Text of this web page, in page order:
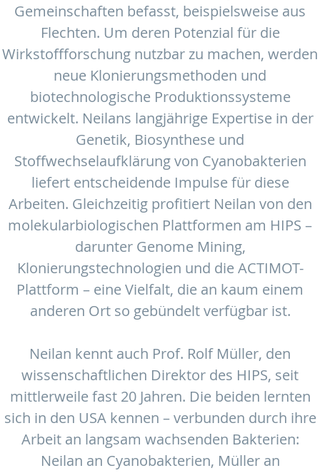
Gemeinschaften befasst, beispielsweise aus
Flechten. Um deren Potenzial für die
Wirkstoffforschung nutzbar zu machen, werden
neue Klonierungsmethoden und
biotechnologische Produktionssysteme
entwickelt. Neilans langjährige Expertise in der
Genetik, Biosynthese und
Stoffwechselaufklärung von Cyanobakterien
liefert entscheidende Impulse für diese
Arbeiten. Gleichzeitig profitiert Neilan von den
molekularbiologischen Plattformen am HIPS –
darunter Genome Mining,
Klonierungstechnologien und die ACTIMOT-
Plattform – eine Vielfalt, die an kaum einem
anderen Ort so gebündelt verfügbar ist.
Neilan kennt auch Prof. Rolf Müller, den
wissenschaftlichen Direktor des HIPS, seit
mittlerweile fast 20 Jahren. Die beiden lernten
sich in den USA kennen – verbunden durch ihre
Arbeit an langsam wachsenden Bakterien:
Neilan an Cyanobakterien, Müller an